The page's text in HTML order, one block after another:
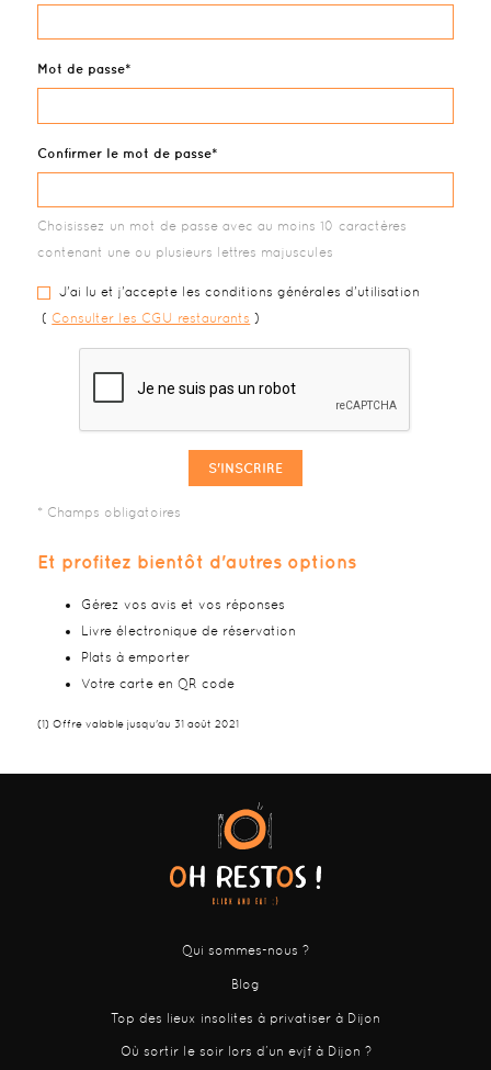
Mot de passe
Confirmer le mot de passe
Choisissez un mot de passe avec au moins 10 caractères
contenant une ou plusieurs lettres majuscules
J'ai lu et j'accepte les conditions générales d'utilisation
( Consulter les CGU restaurants )
S'INSCRIRE
Et profitez bientôt d'autres options
Gérez vos avis et vos réponses
Livre électronique de réservation
Plats à emporter
Votre carte en QR code
(1) Offre valable jusqu'au 31 août 2021
Qui sommes-nous ?
Blog
Top des lieux insolites à privatiser à Dijon
Où sortir le soir lors d’un evjf à Dijon ?